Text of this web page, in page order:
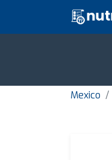
Mexico